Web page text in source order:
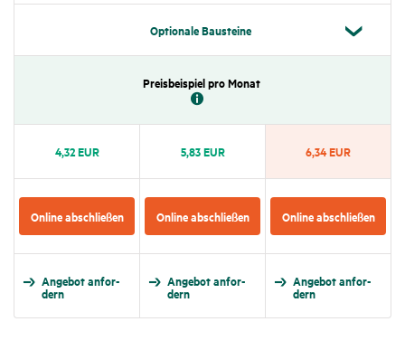
Optio­nale Bausteine
Preis­bei­spiel pro Monat
4,32 EUR 5,83 EUR 6,34 EUR
Online abschließen Online abschließen Online abschließen
Angebot anfor­
dern
Angebot anfor­
dern
Angebot anfor­
dern